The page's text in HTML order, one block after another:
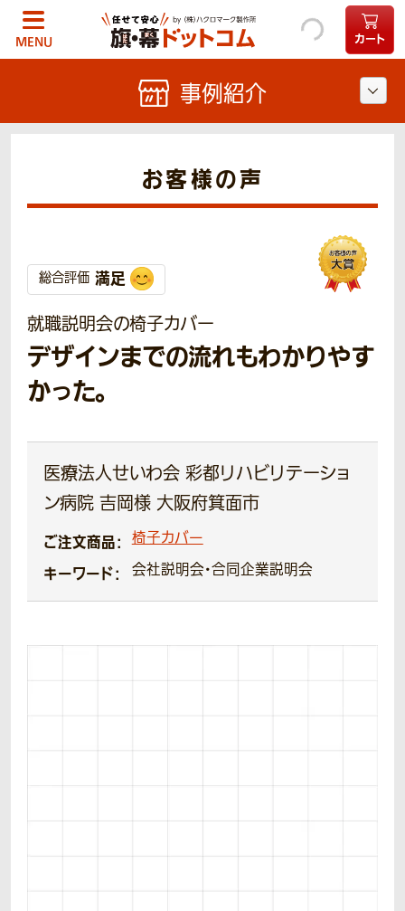
MENU カート
お客様の声
総合評価 満足
就職説明会の椅子カバー
デザインまでの流れもわかりやす
かった。
医療法人せいわ会 彩都リハビリテーショ
ン病院 吉岡様 大阪府箕面市
ご注文商品： 椅子カバー
キーワード： 会社説明会・合同企業説明会
事例紹介